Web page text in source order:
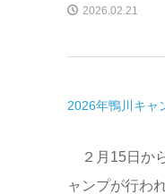
2026.02.21
2026年鴨川キャ
２月15日か
ャンプが行わ